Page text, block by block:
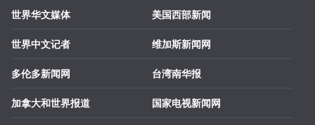
世界华文媒体
世界中文记者
多伦多新闻网
加拿大和世界报道
美国西部新闻
维加斯新闻网
台湾南华报
国家电视新闻网